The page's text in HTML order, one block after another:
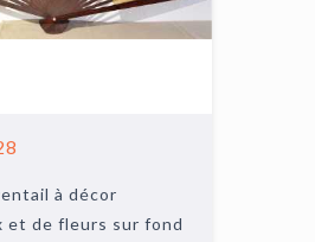
à décor
et de fleurs sur fond